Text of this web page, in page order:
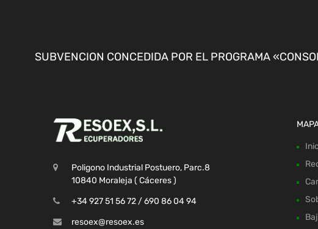
SUBVENCION CONCEDIDA POR EL PROGRAMA
Poligono Industrial Postuero, Parc.8
10840 Moraleja ( Cáceres )
+34 927 51 56 72 / 690 86 04 94
resoex@resoex.es